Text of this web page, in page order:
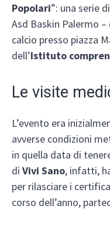
Popolari”: una serie
Asd Baskin Palermo
calcio presso piazza
dell’Istituto
Le visite
L’evento era
avverse condizioni
in quella data di
di Vivi Sano, infatti,
per rilasciare i
corso dell’anno,